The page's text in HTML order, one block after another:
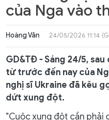
của Nga vào
Hoàng Vân 24/05/2026 11:14
GD&TĐ - Sáng 24/5,
từ ​​trước đến nay của
nghị sĩ Ukraine đã kêu
dứt xung đột.
"Cuộc xung đột cần phải